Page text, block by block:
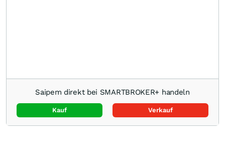
Saipem direkt bei SMARTBROKER+ handeln
Kauf Verkauf